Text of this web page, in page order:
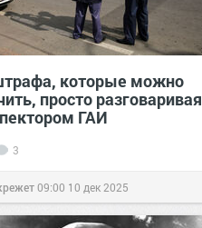
которые можно
просто разговаривая
ГАИ
3
09:00 10 дек 2025